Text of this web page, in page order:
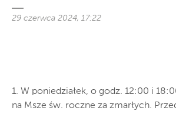
29 czerwca 2024, 17:22
1. W poniedziałek, o godz. 12:00 i
na Msze św. roczne za zmarłych.